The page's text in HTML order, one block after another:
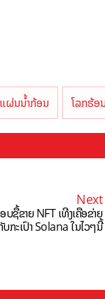
ແຜ່ນນ້ຳກ້ອນ ໂລກຮ້ອ
Next
ຂາຍ NFT ເທີງເຄືອຂ່າຍ
ກະເປົາ Solana ໃນໄວໆນີ້